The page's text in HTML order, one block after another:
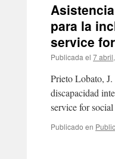
para la
service
Publicada el 7
Prieto Lobato,
discapacidad
service for
Publicado en